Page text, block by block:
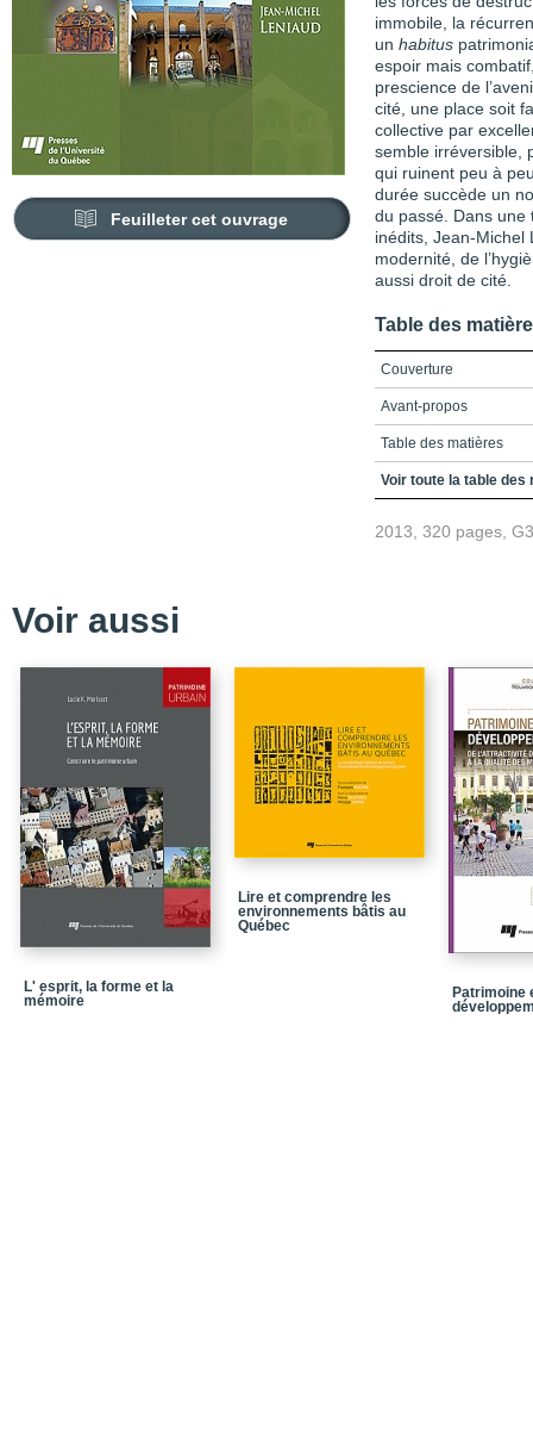
Feuilleter cet ouvrage
immobile, la
un habitus
espoir mais
prescience de
cité, une place soit
collective par
semble irréversible,
qui ruinent peu à
durée succède un
du passé. Dans une
inédits, Jean-Michel
modernité, de
aussi droit de cité.
Table des
Couverture
Avant-propos
Table des matières
Introduction
Quatrième couverture
Voir toute la table des
2013, 320 pages,
Voir aussi
L' esprit, la forme et la
mémoire
Lire et comprendre les
environnements bâtis au
Québec
Patrimoine